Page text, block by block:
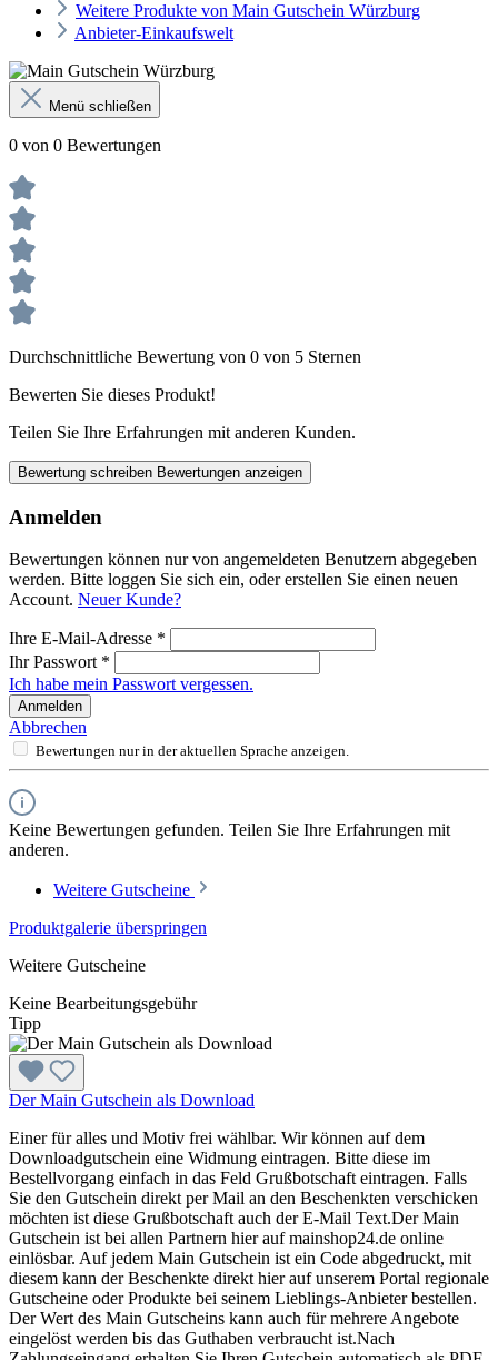
Weitere Produkte von Main Gutschein Würzburg
Anbieter-Einkaufswelt
Menü schließen
0 von 0 Bewertungen
Durchschnittliche Bewertung von 0 von 5 Sternen
Bewerten Sie dieses Produkt!
Teilen Sie Ihre Erfahrungen mit anderen Kunden.
Bewertung schreiben Bewertungen anzeigen
Anmelden
Bewertungen können nur von angemeldeten Benutzern abgegeben
werden. Bitte loggen Sie sich ein, oder erstellen Sie einen neuen
Account. Neuer Kunde?
Ihre E-Mail-Adresse *
Ihr Passwort *
Ich habe mein Passwort vergessen.
Anmelden
Abbrechen
Bewertungen nur in der aktuellen Sprache anzeigen.
Keine Bewertungen gefunden. Teilen Sie Ihre Erfahrungen mit
anderen.
Weitere Gutscheine
Produktgalerie überspringen
Weitere Gutscheine
Keine Bearbeitungsgebühr
Tipp
Der Main Gutschein als Download
Einer für alles und Motiv frei wählbar. Wir können auf dem
Downloadgutschein eine Widmung eintragen. Bitte diese im
Bestellvorgang einfach in das Feld Grußbotschaft eintragen. Falls
Sie den Gutschein direkt per Mail an den Beschenkten verschicken
möchten ist diese Grußbotschaft auch der E-Mail Text.Der Main
Gutschein ist bei allen Partnern hier auf mainshop24.de online
einlösbar. Auf jedem Main Gutschein ist ein Code abgedruckt, mit
diesem kann der Beschenkte direkt hier auf unserem Portal regionale
Gutscheine oder Produkte bei seinem Lieblings-Anbieter bestellen.
Der Wert des Main Gutscheins kann auch für mehrere Angebote
eingelöst werden bis das Guthaben verbraucht ist.Nach